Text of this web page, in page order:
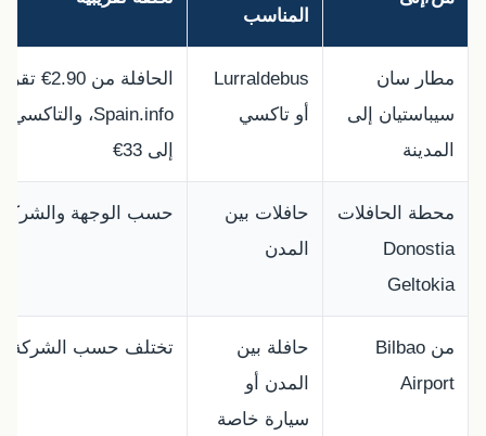
المناسب
مطار سان
سيباستيان إلى
المدينة
Lurraldebus
أو تاكسي
الحافلة من
إلى 33€
محطة الحافلات
Donostia
Geltokia
حافلات بين
المدن
حسب الوجهة والشركة
من Bilbao
Airport
حافلة بين
المدن أو
سيارة خاصة
تختلف حسب الشركة